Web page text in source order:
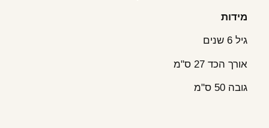
מידות
גיל 6 שנים
אורך הכד 27 ס"מ
גובה 50 ס"מ